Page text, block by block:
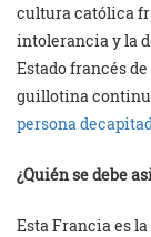
cultura católica
intolerancia y la
Estado francés
guillotina
persona
¿Quién se debe
Esta Francia es